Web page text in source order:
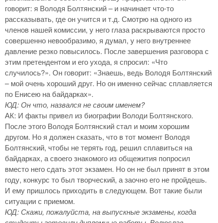
говорит: я Володя Болтянский – и начинает что-то
рассказывать, где он учится и т.д. Смотрю на одного из
членов нашей комиссии, у него глаза раскрываются просто
совершенно невообразимо, я думал, у него внутреннее
давление резко повысилось. После завершения разговора с
этим претендентом и его ухода, я спросил: «Что
случилось?». Он говорит: «Знаешь, ведь Володя Болтянский
– мой очень хороший друг. Но он именно сейчас сплавляется
по Енисею на байдарках».
ЮД: Он что, назвался не своим именем?
АК: И факты привел из биографии Володи Болтянского.
После этого Володя Болтянский стал и моим хорошим
другом. Но я должен сказать, что в тот момент Володя
Болтянский, чтобы не терять год, решил сплавиться на
байдарках, а своего знакомого из общежития попросил
вместо него сдать этот экзамен. Но он не был принят в этом
году, конкурс то был творческий, а заочно его не пройдешь.
И ему пришлось приходить в следующем. Вот такие были
ситуации с приемом.
ЮД: Скажи, пожалуйста, на выпускные экзамены, когда